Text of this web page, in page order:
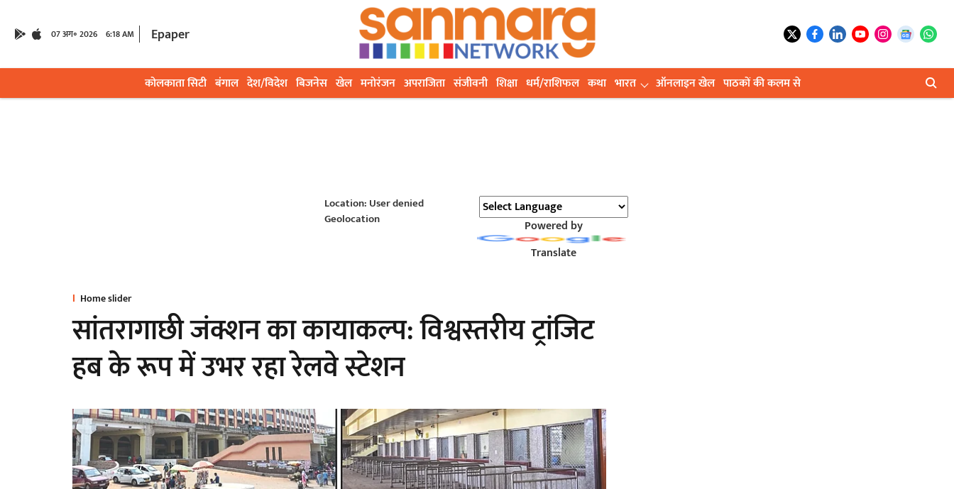
07 अग॰ 2026 6:18 AM Epaper
कोलकाता सिटी बंगाल देश/विदेश बिजनेस खेल मनोरंजन अपराजिता संजीवनी शिक्षा धर्म/राशिफल कथा भारत ऑनलाइन खेल पाठकों की कलम से
Location: User denied
Geolocation
Powered by
Translate
Home slider
सांतरागाछी जंक्शन का कायाकल्प: विश्वस्तरीय ट्रांजिट
हब के रूप में उभर रहा रेलवे स्टेशन